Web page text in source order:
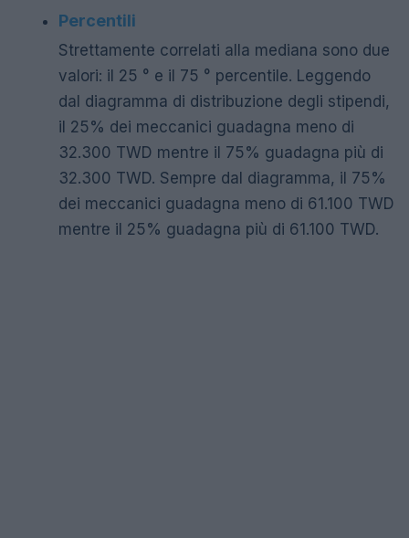
Percentili
Strettamente correlati alla mediana sono due
valori: il 25 ° e il 75 ° percentile. Leggendo
dal diagramma di distribuzione degli stipendi,
il 25% dei meccanici guadagna meno di
32.300 TWD mentre il 75% guadagna più di
32.300 TWD. Sempre dal diagramma, il 75%
dei meccanici guadagna meno di 61.100 TWD
mentre il 25% guadagna più di 61.100 TWD.